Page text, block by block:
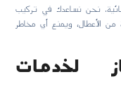
نحن نساعدك في تركيب
الأعطال، ويمنع أي مخاطر
لخدمات